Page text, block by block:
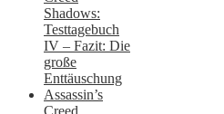
Shadows:
Testtagebuch
IV – Fazit: Die
große
Enttäuschung
Assassin’s